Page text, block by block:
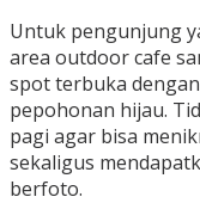
Untuk pengunjung
area outdoor cafe
spot terbuka
pepohonan hijau.
pagi agar bisa
sekaligus
berfoto.